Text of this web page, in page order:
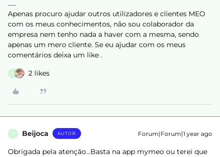
Apenas procuro ajudar outros utilizadores e clientes MEO
com os meus conhecimentos, não sou colaborador da
empresa nem tenho nada a haver com a mesma, sendo
apenas um mero cliente. Se eu ajudar com os meus
comentários deixa um like .
B 2 likes
B Beijoca AUTOR Forum|Forum|1 year ago
Obrigada pela atenção…Basta na app mymeo ou terei que